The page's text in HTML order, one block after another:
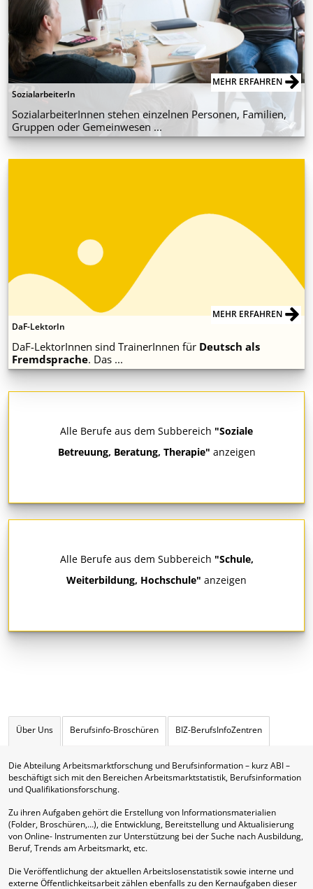
SozialarbeiterIn
SozialarbeiterInnen stehen einzelnen Personen, Familien,
Gruppen oder Gemeinwesen ...
MEHR ERFAHREN
DaF-LektorIn
DaF-LektorInnen sind TrainerInnen für Deutsch als
Fremdsprache. Das ...
MEHR ERFAHREN
Alle Berufe aus dem Subbereich "Soziale
Betreuung, Beratung, Therapie" anzeigen
Alle Berufe aus dem Subbereich "Schule,
Weiterbildung, Hochschule" anzeigen
Über Uns Berufsinfo-Broschüren BIZ-BerufsInfoZentren
Die Abteilung Arbeitsmarktforschung und Berufsinformation – kurz ABI –
beschäftigt sich mit den Bereichen Arbeitsmarktstatistik, Berufsinformation
und Qualifikationsforschung.
Zu ihren Aufgaben gehört die Erstellung von Informationsmaterialien
(Folder, Broschüren,…), die Entwicklung, Bereitstellung und Aktualisierung
von Online- Instrumenten zur Unterstützung bei der Suche nach Ausbildung,
Beruf, Trends am Arbeitsmarkt, etc.
Die Veröffentlichung der aktuellen Arbeitslosenstatistik sowie interne und
externe Öffentlichkeitsarbeit zählen ebenfalls zu den Kernaufgaben dieser